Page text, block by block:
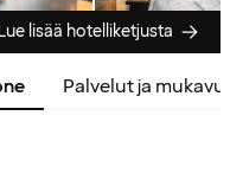
lisää hotelliketjusta
Palvelut ja